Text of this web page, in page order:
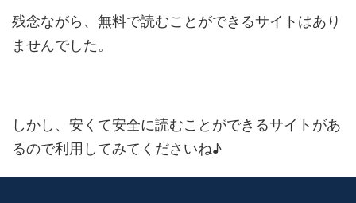
残念ながら、無料で読むことができるサイトはあり
ませんでした。
しかし、安くて安全に読むことができるサイトがあ
るので利用してみてくださいね♪